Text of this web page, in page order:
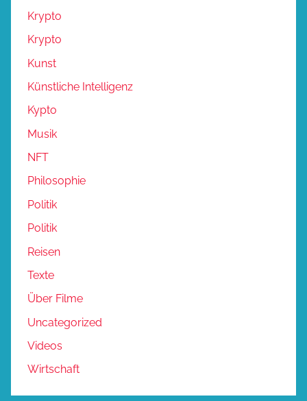
Krypto
Krypto
Kunst
Künstliche Intelligenz
Kypto
Musik
NFT
Philosophie
Politik
Politik
Reisen
Texte
Über Filme
Uncategorized
Videos
Wirtschaft